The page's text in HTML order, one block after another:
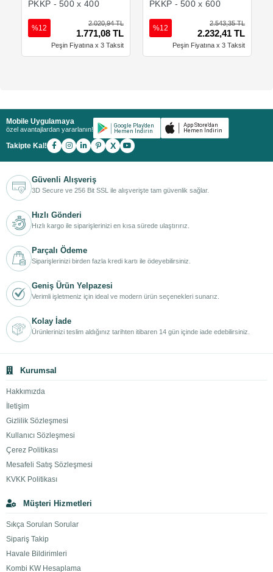
PKKP - 500 x 400
2.020,94 TL
1.771,08 TL
%12
Peşin Fiyatına x 3 Taksit
PKKP - 500 x 600
2.543,35 TL
2.232,41 TL
%12
Peşin Fiyatına x 3 Taksit
Mobile Uygulamaya
özel avantajlardan yararlanın!
Takipte Kal! X
Güvenli Alışveriş
3D Secure ve 256 Bit SSL ile alışverişte tam güvenlik sağlar.
Hızlı Gönderi
Hızlı kargo ile siparişlerinizi en kısa sürede ulaştırırız.
Parçalı Ödeme
Siparişlerinizi birden fazla kredi kartı ile ödeyebilirsiniz.
Geniş Ürün Yelpazesi
Verimli işletmeniz için ideal ve modern ürün seçenekleri sunarız.
Kolay İade
Ürünlerinizi teslim aldığınız tarihten itibaren 14 gün içinde iade edebilirsiniz.
Kurumsal
Hakkımızda
İletişim
Gizlilik Sözleşmesi
Kullanıcı Sözleşmesi
Çerez Politikası
Mesafeli Satış Sözleşmesi
KVKK Politikası
Müşteri Hizmetleri
Sıkça Sorulan Sorular
Sipariş Takip
Havale Bildirimleri
Kombi KW Hesaplama